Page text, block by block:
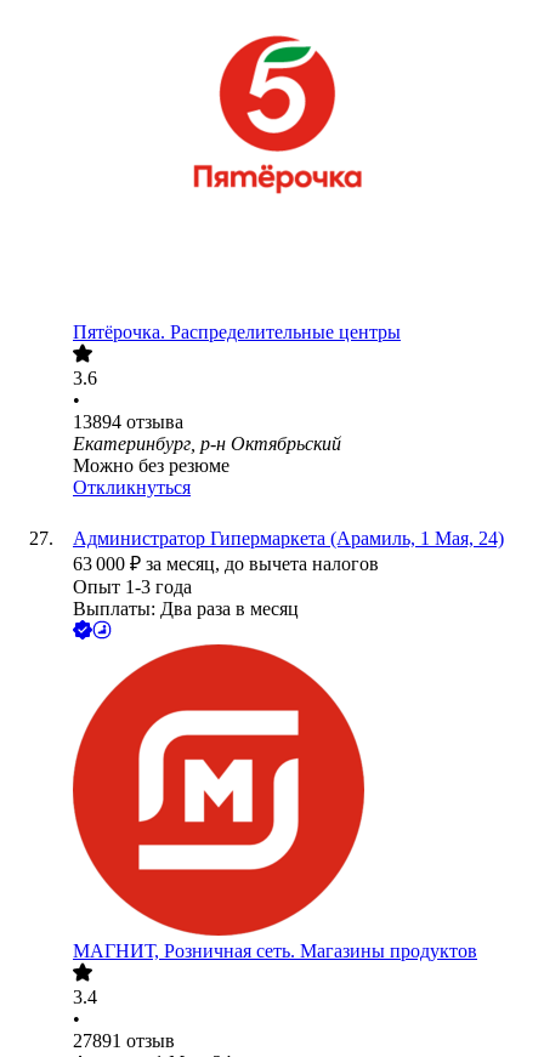
Пятёрочка. Распределительные центры
3.6
•
13894 отзыва
Екатеринбург, р-н Октябрьский
Можно без резюме
Откликнуться
Администратор Гипермаркета (Арамиль, 1 Мая, 24)
63 000 ₽ за месяц, до вычета налогов
Опыт 1-3 года
Выплаты: Два раза в месяц
МАГНИТ, Розничная сеть. Магазины продуктов
3.4
•
27891 отзыв